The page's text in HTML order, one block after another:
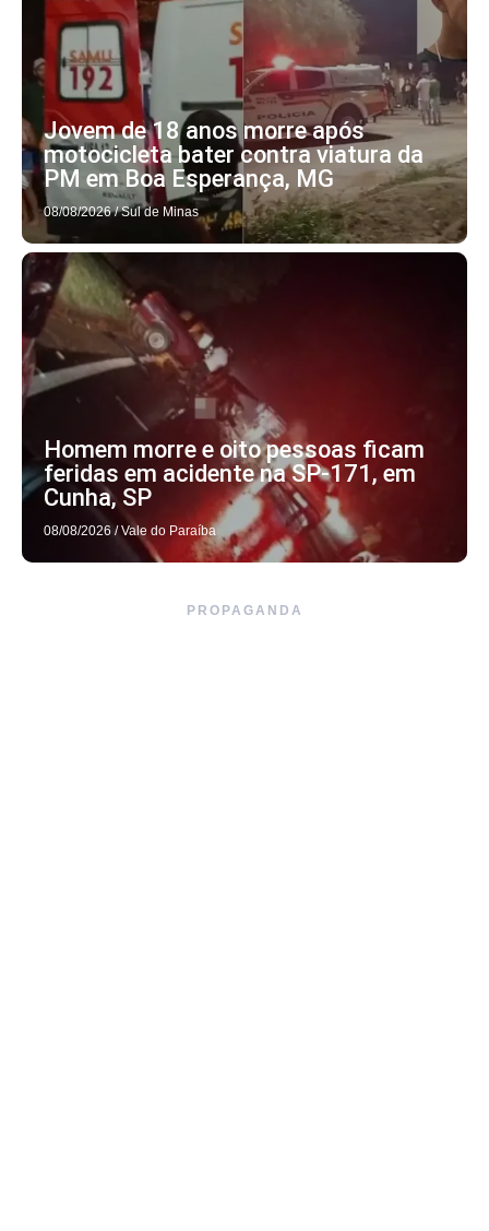
Jovem de 18 anos morre após
motocicleta bater contra viatura da
PM em Boa Esperança, MG
08/08/2026 / Sul de Minas
Homem morre e oito pessoas ficam
feridas em acidente na SP-171, em
Cunha, SP
08/08/2026 / Vale do Paraíba
PROPAGANDA